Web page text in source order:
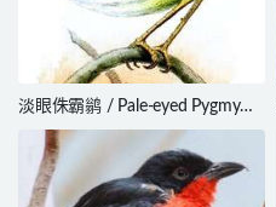
淡眼侏霸鹟 / Pale-eyed Pygmy
Tyrant / Atalotriccus pilaris